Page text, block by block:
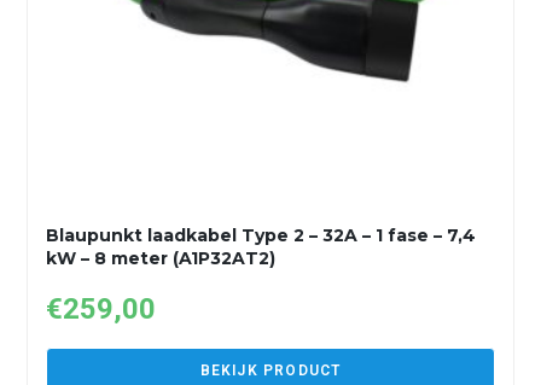
Blaupunkt laadkabel Type 2 – 32A – 1 fase – 7,4
kW – 8 meter (A1P32AT2)
€259,00
BEKIJK PRODUCT